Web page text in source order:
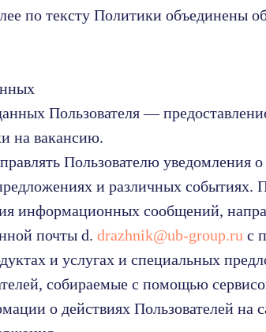
по тексту Политики объединены
Пользователя —
на вакансию.
Пользователю уведомления
и различных событиях.
информационных сообщений,
почты d. drazhnik@ub-group.ru с
и услугах и специальных
собираемые с помощью
о действиях Пользователей на